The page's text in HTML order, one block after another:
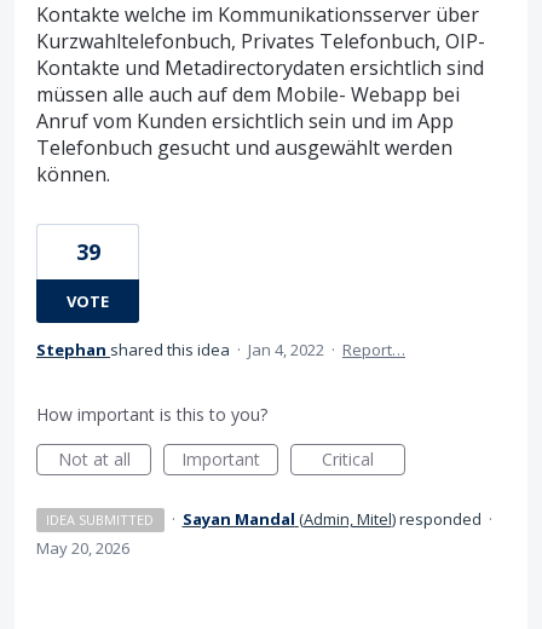
Kontakte welche im Kommunikationsserver über
Kurzwahltelefonbuch, Privates Telefonbuch, OIP-
Kontakte und Metadirectorydaten ersichtlich sind
müssen alle auch auf dem Mobile- Webapp bei
Anruf vom Kunden ersichtlich sein und im App
Telefonbuch gesucht und ausgewählt werden
können.
39
VOTE
Stephan shared this idea · Jan 4, 2022 · Report…
How important is this to you?
Not at all
Important Critical
IDEA SUBMITTED · Sayan Mandal (Admin, Mitel)responded ·
May 20, 2026